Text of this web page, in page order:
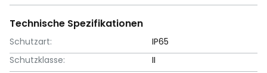
Technische Spezifikationen
Schutzart:
IP65
Schutzklasse:
II